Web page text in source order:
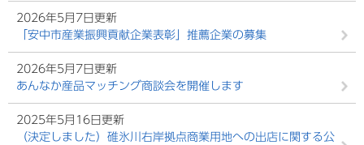
2026年5月7日更新
「安中市産業振興貢献企業表彰」推薦企業の募集
2026年5月7日更新
あんなか産品マッチング商談会を開催します
2025年5月16日更新
（決定しました）碓氷川右岸拠点商業用地への出店に関する公